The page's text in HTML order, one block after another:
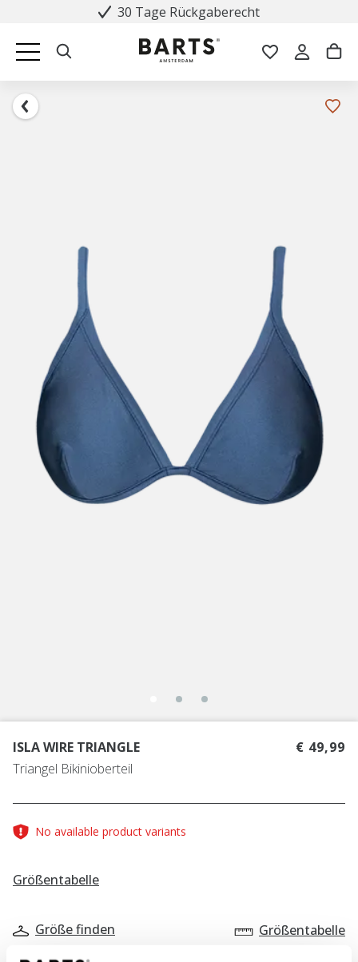
30 Tage Rückgaberecht
ISLA WIRE TRIANGLE
Triangel Bikinioberteil
€ 49,99
No available product variants
Größentabelle
Größe finden Größentabelle